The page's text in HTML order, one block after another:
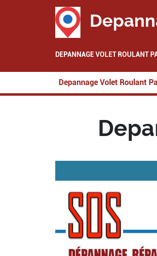
DEPANNAGE VOLET ROULANT
Depannage Volet Roulant